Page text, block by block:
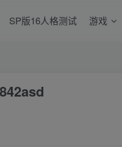
SP版16人格测试 游戏